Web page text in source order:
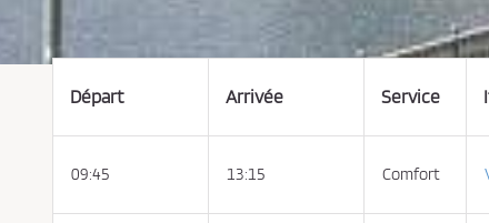
r
e
c
o
d
i
Départ Arrivée Service
09:45 13:15 Comfort